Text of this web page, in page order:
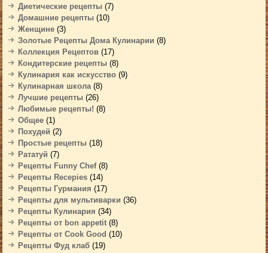
Диетические рецепты (7)
Домашние рецепты (10)
Женщине (3)
Золотые Рецепты Дома Кулинарии (8)
Коллекция Рецептов (17)
Кондитерские рецепты (8)
Кулинария как искусство (9)
Кулинарная школа(8)
Лучшие рецепты (26)
Любимые рецепты! (8)
Общее (1)
Похудей (2)
Простые рецепты (18)
Рататуй (7)
Рецепты Funny Chef(8)
Рецепты Recepies (14)
Рецепты Гурмания (17)
Рецепты для мультиварки (36)
Рецепты Кулинария (34)
Рецепты от bon appetit (8)
Рецепты от Cook Good (10)
Рецепты Фуд клаб (19)